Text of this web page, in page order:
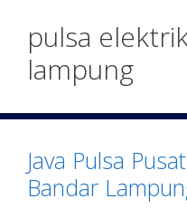
pulsa
lampung
Java Pulsa
Bandar